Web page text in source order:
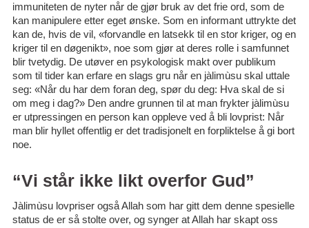
immuniteten de nyter når de gjør bruk av det frie ord, som de
kan manipulere etter eget ønske. Som en informant uttrykte det
kan de, hvis de vil, «forvandle en latsekk til en stor kriger, og en
kriger til en døgenikt», noe som gjør at deres rolle i samfunnet
blir tvetydig. De utøver en psykologisk makt over publikum
som til tider kan erfare en slags gru når en jàlimùsu skal uttale
seg: «Når du har dem foran deg, spør du deg: Hva skal de si
om meg i dag?» Den andre grunnen til at man frykter jàlimùsu
er utpressingen en person kan oppleve ved å bli lovprist: Når
man blir hyllet offentlig er det tradisjonelt en forpliktelse å gi bort
noe.
“Vi står ikke likt overfor Gud”
Jàlimùsu lovpriser også Allah som har gitt dem denne spesielle
status de er så stolte over, og synger at Allah har skapt oss